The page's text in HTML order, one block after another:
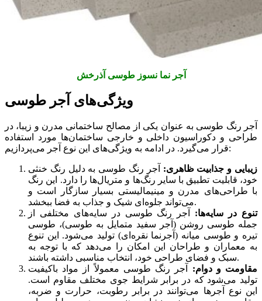
آجر نما نسوز طوسی آذرخش
ویژگی‌های آجر طوسی
آجر رنگ طوسی به عنوان یکی از مصالح ساختمانی مدرن و زیبا، در
طراحی و دکوراسیون داخلی و خارجی ساختمان‌ها مورد استفاده
قرار می‌گیرد. در ادامه به ویژگی‌های این نوع آجر می‌پردازیم:
زیبایی و جذابیت ظاهری: آجر رنگ طوسی به دلیل رنگ خنثی
خود، قابلیت تطبیق با سایر رنگ‌ها و متریال‌ها را دارد. این رنگ
با طراحی‌های مدرن و مینیمالیستی بسیار سازگار است و
می‌تواند جلوه‌ای شیک و جذاب به فضا ببخشد.
تنوع در سایه‌ها: آجر رنگ طوسی در سایه‌های مختلفی از
جمله طوسی روشن (آجر سفید متمایل به طوسی)، طوسی
تیره و طوسی میانه (آجرنما نقره‌ای) تولید می‌شود. این تنوع
به معماران و طراحان این امکان را می‌دهد که با توجه به
سبک و فضای طراحی خود، انتخاب مناسبی داشته باشند.
مقاومت و دوام: آجر رنگ طوسی معمولاً از مواد باکیفیت
تولید می‌شود که در برابر شرایط جوی مختلف مقاوم است.
این نوع آجرها می‌توانند در برابر رطوبت، حرارت و ضربه،